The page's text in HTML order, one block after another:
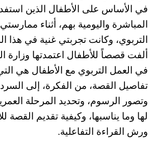
في الأساس على الأطفال الذين
المباشرة واليومية بهم، أثناء
التربوي، وكانت تجربتي غنية في هذا
ألفت قصصاً للأطفال اعتمدتها وزارة
في العمل التربوي مع الأطفال هي
تفاصيل القصة، من الفكرة، إلى
وتصور الرسوم، وتحديد المرحلة
لها وما يناسبها، وكيفية تقديم القصة
ورش القراءة التفاعلية.